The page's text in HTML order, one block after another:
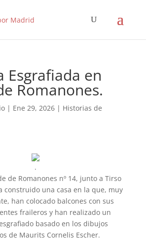
Esgrafiada en
Romanones.
| Ene 29, 2026| Historias de
.
de Romanones nº 14, junto a Tirso
construido una casa en la que, muy
han colocado balcones con sus
fraileros y han realizado un
basado en los dibujos
de Maurits Cornelis Escher.